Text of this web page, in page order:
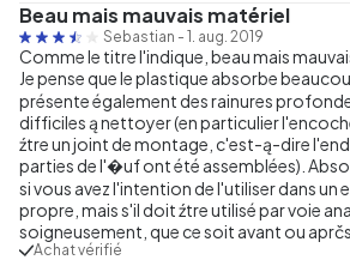
Beau mais mauvais matériel
Sebastian - 1. aug. 2019
Comme le titre l'indique, beau mais
Je pense que le plastique absorbe
présente également des rainures
difficiles ą nettoyer (en particulier
źtre un joint de montage, c'est-ą-dire
parties de l'�uf ont été assemblées).
si vous avez l'intention de l'utiliser dans un
propre, mais s'il doit źtre utilisé par voie
soigneusement, que ce soit avant ou aprčs.
Achat vérifié